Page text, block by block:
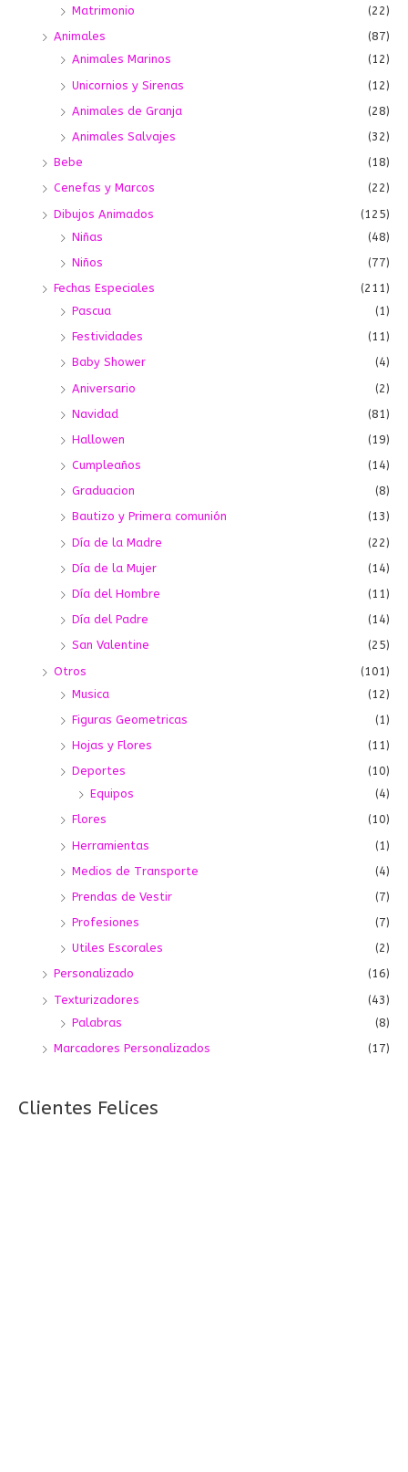
Matrimonio
(22)
Animales
(87)
Animales Marinos
(12)
Unicornios y Sirenas
(12)
Animales de Granja
(28)
Animales Salvajes
(32)
Bebe
(18)
Cenefas y Marcos
(22)
Dibujos Animados
(125)
Niñas
(48)
Niños
(77)
Fechas Especiales
(211)
Pascua
(1)
Festividades
(11)
Baby Shower
(4)
Aniversario
(2)
Navidad
(81)
Hallowen
(19)
Cumpleaños
(14)
Graduacion
(8)
Bautizo y Primera comunión
(13)
Día de la Madre
(22)
Día de la Mujer
(14)
Día del Hombre
(11)
Día del Padre
(14)
San Valentine
(25)
Otros
(101)
Musica
(12)
Figuras Geometricas
(1)
Hojas y Flores
(11)
Deportes
(10)
Equipos
(4)
Flores
(10)
Herramientas
(1)
Medios de Transporte
(4)
Prendas de Vestir
(7)
Profesiones
(7)
Utiles Escorales
(2)
Personalizado
(16)
Texturizadores
(43)
Palabras
(8)
Marcadores Personalizados
(17)
Clientes Felices